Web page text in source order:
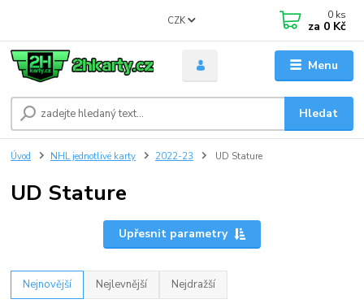
Menu
CZK
Hledat
0 ks
za 0 Kč
Úvod NHL jednotlivé karty 2022-23 UD Stature
UD Stature
Upřesnit parametry
Nejnovější Nejlevnější Nejdražší